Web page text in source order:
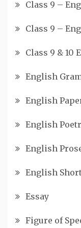
Class 9 –
Class 9 –
Class 9 & 10
English
English
English
English
English
Essay
Figure of